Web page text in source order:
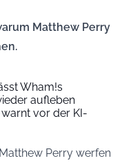
Matthew Perry
Wham!s
aufleben
vor der KI-
Perry werfen